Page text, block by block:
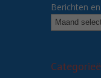
Berichten